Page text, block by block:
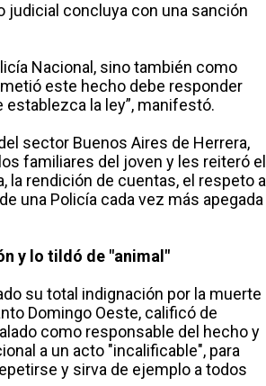
judicial concluya con una sanción
Nacional, sino también como
este hecho debe responder
la ley”, manifestó.
sector Buenos Aires de Herrera,
familiares del joven y les reiteró el
rendición de cuentas, el respeto a
una Policía cada vez más apegada
y lo tildó de "animal"
su total indignación por la muerte
Domingo Oeste, calificó de
como responsable del hecho y
a un acto "incalificable", para
y sirva de ejemplo a todos